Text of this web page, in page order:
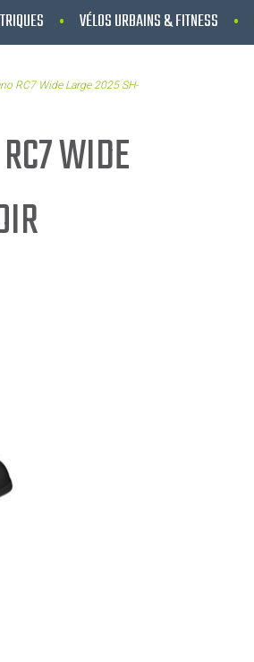
VÉLOS URBAINS & FITNESS
RC7 Wide Large 2025 SH-
WIDE